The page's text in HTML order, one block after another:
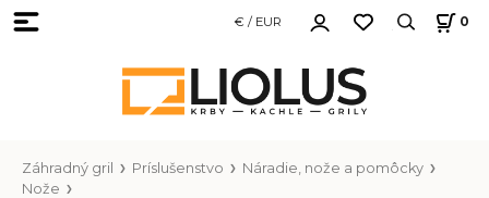
€ / EUR 0
Záhradný gril Príslušenstvo
Náradie, nože a pomôcky
Nože